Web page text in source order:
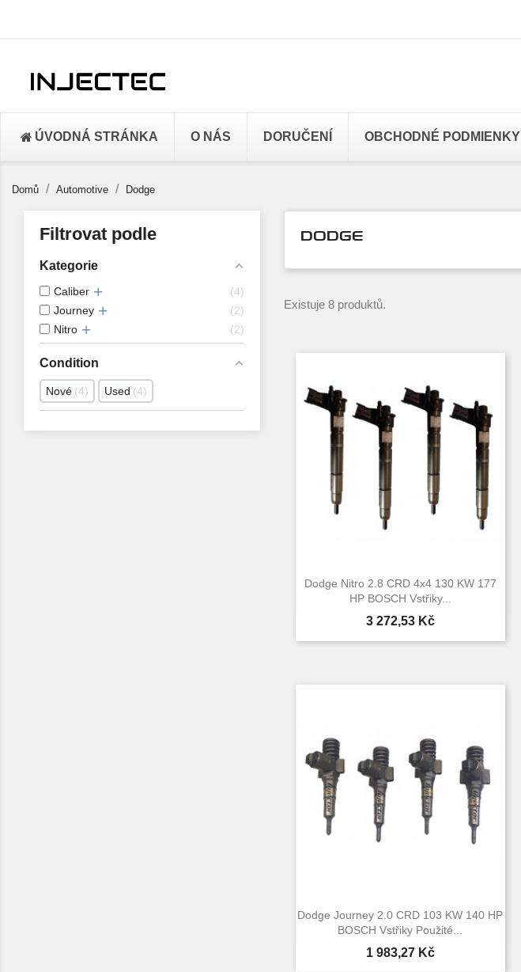
ÚVODNÁ STRÁNKA O NÁS DORUČENÍ OBCHODNÉ PODMIENKY
Domů Automotive Dodge
Filtrovat podle
Kategorie
Caliber
4
Journey
2
Nitro
2
Condition
Nové 4 Used 4
DODGE
Existuje 8 produktů.
Dodge Nitro 2.8 CRD 4x4 130 KW 177
HP BOSCH Vstřiky...
Cena
3 272,53 Kč
 Rychlý náhled
Dodge Journey 2.0 CRD 103 KW 140 HP
BOSCH Vstřiky Použité...
Cena
1 983,27 Kč
Rychlý náhled